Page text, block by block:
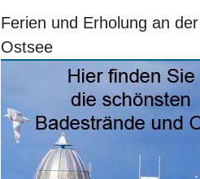
Ferien und Erholung an der
Ostsee